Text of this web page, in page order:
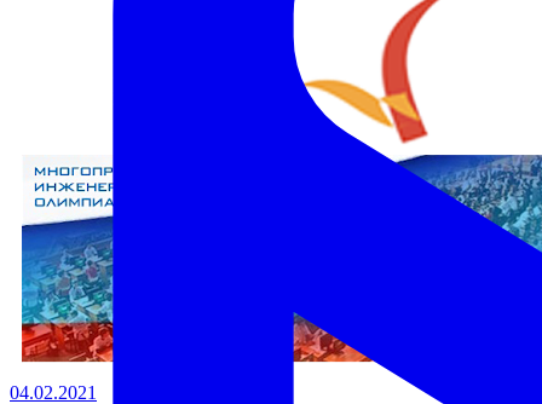
04.02.2021